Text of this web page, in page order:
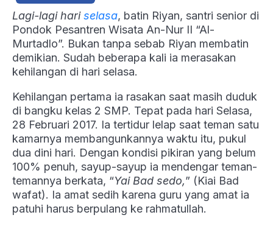
Lagi-lagi hariselasa, batin Riyan, santri senior di
Pondok Pesantren Wisata An-Nur II “Al-
Murtadlo”. Bukan tanpa sebab Riyan membatin
demikian. Sudah beberapa kali ia merasakan
kehilangan di hari selasa.
Kehilangan pertama ia rasakan saat masih duduk
di bangku kelas 2 SMP. Tepat pada hari Selasa,
28 Februari 2017. Ia tertidur lelap saat teman satu
kamarnya membangunkannya waktu itu, pukul
dua dini hari. Dengan kondisi pikiran yang belum
100% penuh, sayup-sayup ia mendengar teman-
temannya berkata, “Yai Bad sedo,” (Kiai Bad
wafat). Ia amat sedih karena guru yang amat ia
patuhi harus berpulang ke rahmatullah.